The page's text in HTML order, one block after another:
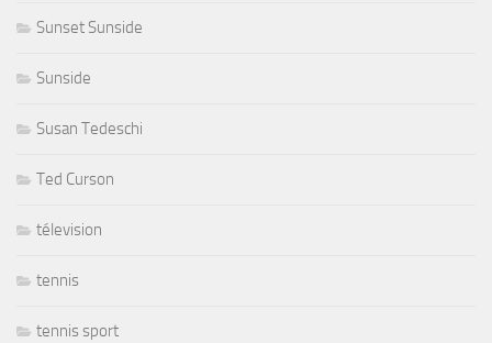
Sunset Sunside
Sunside
Susan Tedeschi
Ted Curson
télevision
tennis
tennis sport